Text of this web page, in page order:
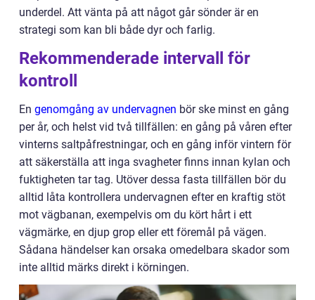
underdel. Att vänta på att något går sönder är en
strategi som kan bli både dyr och farlig.
Rekommenderade intervall för
kontroll
En genomgång av undervagnen bör ske minst en gång
per år, och helst vid två tillfällen: en gång på våren efter
vinterns saltpåfrestningar, och en gång inför vintern för
att säkerställa att inga svagheter finns innan kylan och
fuktigheten tar tag. Utöver dessa fasta tillfällen bör du
alltid låta kontrollera undervagnen efter en kraftig stöt
mot vägbanan, exempelvis om du kört hårt i ett
vägmärke, en djup grop eller ett föremål på vägen.
Sådana händelser kan orsaka omedelbara skador som
inte alltid märks direkt i körningen.